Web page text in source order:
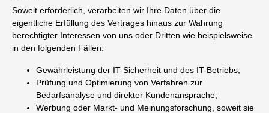
Soweit erforderlich, verarbeiten wir Ihre Daten über die
eigentliche Erfüllung des Vertrages hinaus zur Wahrung
berechtigter Interessen von uns oder Dritten wie beispielsweise
in den folgenden Fällen:
Gewährleistung der IT-Sicherheit und des IT-Betriebs;
Prüfung und Optimierung von Verfahren zur
Bedarfsanalyse und direkter Kundenansprache;
Werbung oder Markt- und Meinungsforschung, soweit sie